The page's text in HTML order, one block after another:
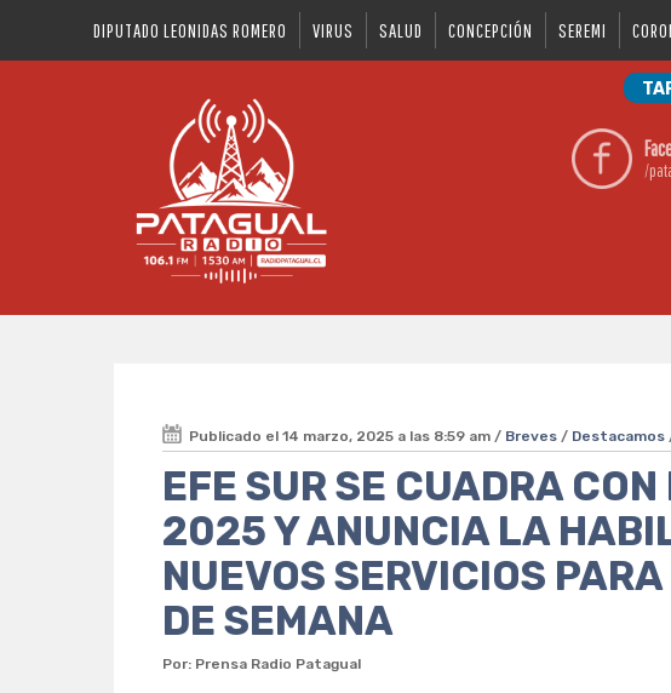
DIPUTADO LEONIDAS ROMERO VIRUS SALUD CONCEPCIÓN SEREMI
/
Publicado el 14 marzo, 2025 a las 8:59 am / Breves / Destacamos
EFE SUR SE CUADRA CON
2025 Y ANUNCIA LA
NUEVOS SERVICIOS
DE SEMANA
Por: Prensa Radio Patagual